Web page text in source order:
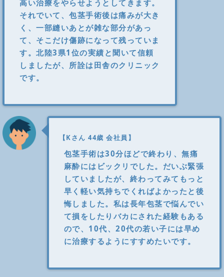
高い治療をやらせようとしてきます。
それでいて、包茎手術後は痛みが大き
く、一部縫いあとが雑な部分があっ
て、そこだけ傷跡になって残っていま
す。北陸3県1位の実績と聞いて信頼
しましたが、所詮は田舎のクリニック
です。
【Kさん 44歳 会社員】
包茎手術は30分ほどで終わり、無痛
麻酔にはビックリでした。だいぶ緊張
していましたが、終わってみてもっと
早く軽い気持ちでくればよかったと後
悔しました。私は長年包茎で悩んでい
て損をしたりバカにされた経験もある
ので、10代、20代の若い子には早め
に治療するようにすすめたいです。